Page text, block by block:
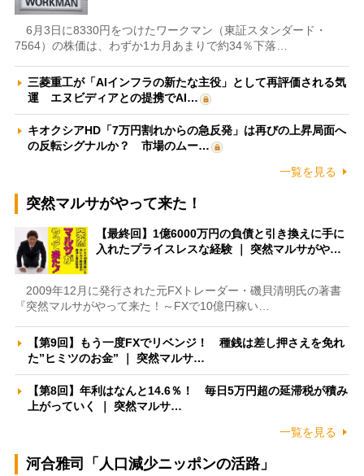
6月3日に8330円をつけたワークマン（東証スタンダード・
7564）の株価は、わずか1カ月あまりで約34％下落…
三菱重工が「AIインフラの新たな主役」として再評価される気
運 エヌビディアとの提携でAI…
キオクシアHD「7万円割れからの急反発」は再びの上昇局面へ
の反転シグナルか？ 市場のムー…
一覧を見る
突然マルサがやって来た！
【最終回】1億6000万円の負債と引き換えに手に
入れたプライスレスな経験 ｜ 突然マルサがや…
2009年12月に発行された元FXトレーダー・磯貝清明氏の著書
『突然マルサがやって来た！～FXで10億円稼い…
【第9回】もう一度FXでリベンジ！ 種銭は差し押さえを免れ
た”ヒミツのお金” ｜ 突然マルサ…
【第8回】年利はなんと14.6％！ 毎日5万円超の延滞税が積み
上がっていく ｜ 突然マルサ…
一覧を見る
河合雅司「人口減少ニッポンの活路」